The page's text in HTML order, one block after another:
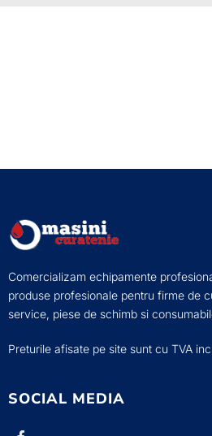
Comercializam echipamente
produse profesionale pentru firme de
service, piese de schimb si
Preturile afisate pe site sunt cu TVA
SOCIAL MEDIA